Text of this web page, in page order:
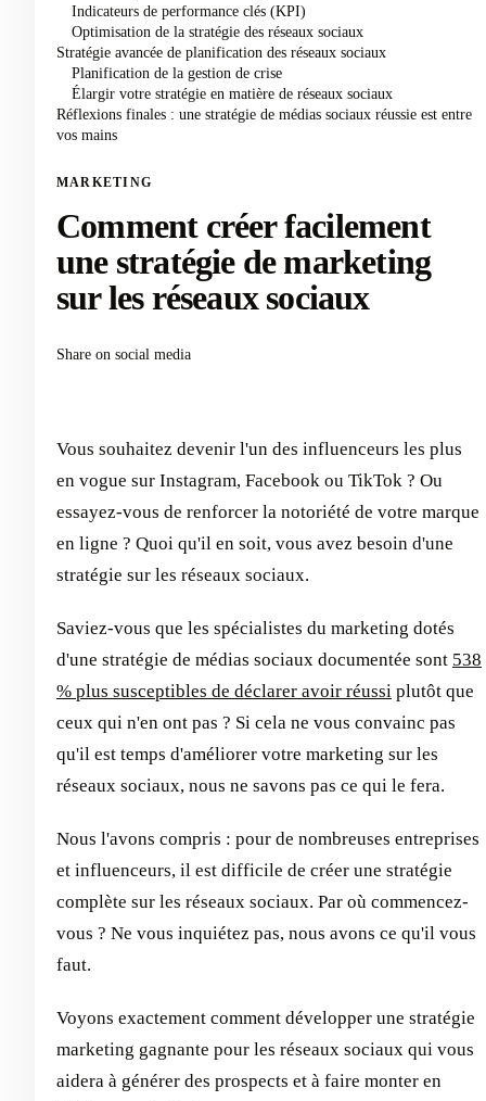
Indicateurs de performance clés (KPI)
Optimisation de la stratégie des réseaux sociaux
Stratégie avancée de planification des réseaux sociaux
Planification de la gestion de crise
Élargir votre stratégie en matière de réseaux sociaux
Réflexions finales : une stratégie de médias sociaux réussie est entre
vos mains
MARKETING
Comment créer facilement
une stratégie de marketing
sur les réseaux sociaux
Share on social media
Vous souhaitez devenir l'un des influenceurs les plus
en vogue sur Instagram, Facebook ou TikTok ? Ou
essayez-vous de renforcer la notoriété de votre marque
en ligne ? Quoi qu'il en soit, vous avez besoin d'une
stratégie sur les réseaux sociaux.
Saviez-vous que les spécialistes du marketing dotés
d'une stratégie de médias sociaux documentée sont 538
% plus susceptibles de déclarer avoir réussi plutôt que
ceux qui n'en ont pas ? Si cela ne vous convainc pas
qu'il est temps d'améliorer votre marketing sur les
réseaux sociaux, nous ne savons pas ce qui le fera.
Nous l'avons compris : pour de nombreuses entreprises
et influenceurs, il est difficile de créer une stratégie
complète sur les réseaux sociaux. Par où commencez-
vous ? Ne vous inquiétez pas, nous avons ce qu'il vous
faut.
Voyons exactement comment développer une stratégie
marketing gagnante pour les réseaux sociaux qui vous
aidera à générer des prospects et à faire monter en